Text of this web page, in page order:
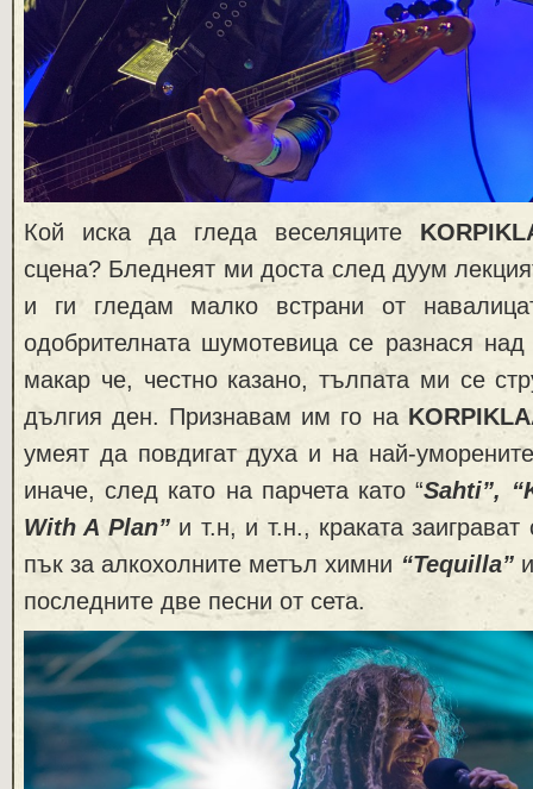
Кой иска да гледа веселяците
сцена? Бледнеят ми доста след дуум
и ги гледам малко встрани от
одобрителната шумотевица се разнася
макар че, честно казано, тълпата ми се
дългия ден. Признавам им го на
умеят да повдигат духа и на най-
иначе, след като на парчета като “Sahti”,
With A Plan”и т.н, и т.н., краката
пък за алкохолните метъл химни “Tequilla”
последните две песни от сета.